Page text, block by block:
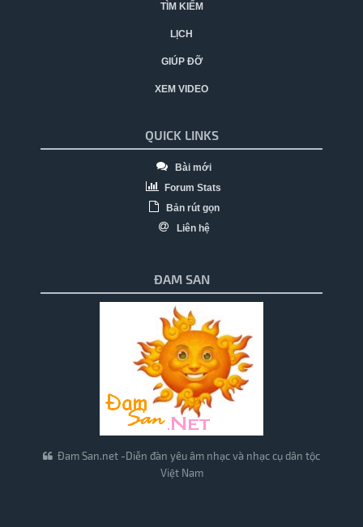
TÌM KIẾM
LỊCH
GIÚP ĐỠ
XEM VIDEO
QUICK LINKS
Bài mới
Forum Stats
Bản rút gọn
Liên hệ
ĐAM SAN
Đam San.net -Diễn đàn yêu âm nhạc và nhạc cụ dân tộc
Việt Nam